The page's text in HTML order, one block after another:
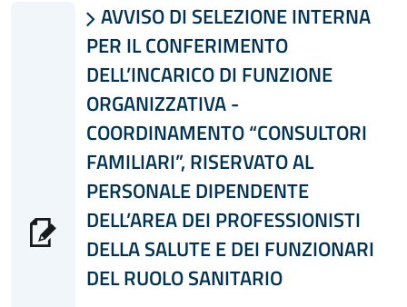
 AVVISO DI SELEZIONE INTERNA
PER IL CONFERIMENTO
DELL’INCARICO DI FUNZIONE
ORGANIZZATIVA -
COORDINAMENTO “CONSULTORI
FAMILIARI”, RISERVATO AL
PERSONALE DIPENDENTE
DELL’AREA DEI PROFESSIONISTI
DELLA SALUTE E DEI FUNZIONARI
DEL RUOLO SANITARIO